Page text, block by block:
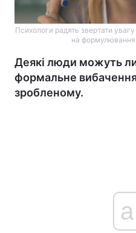
Психологи радять звертати
на
Деякі люди можуть
формальне
зробленому.